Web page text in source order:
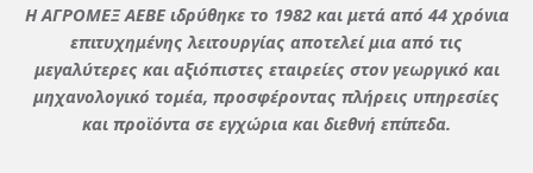
Η ΑΓΡΟΜΕΞ ΑΕΒΕ ιδρύθηκε το 1982 και μετά από 44 χρόνια
επιτυχημένης λειτουργίας αποτελεί μια από τις
μεγαλύτερες και αξιόπιστες εταιρείες στον γεωργικό και
μηχανολογικό τομέα, προσφέροντας πλήρεις υπηρεσίες
και προϊόντα σε εγχώρια και διεθνή επίπεδα.